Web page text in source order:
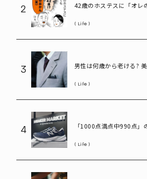
2
42歳のホステスに「オレ
Life
3
男性は何歳から老ける?
Life
4
「1000点満点中990点」
Life